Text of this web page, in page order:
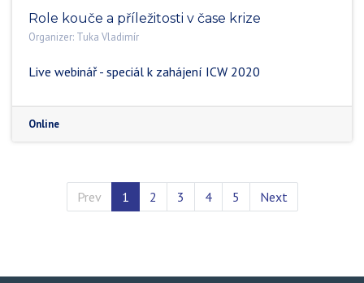
Role kouče a příležitosti v čase krize
Organizer: Tuka Vladimír
Live webinář - speciál k zahájení ICW 2020
Online
Prev 1 2 3 4 5 Next